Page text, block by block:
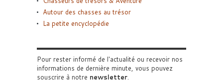
Autour des chasses au trésor
La petite encyclopédie
Pour rester informé de l'actualité ou recevoir nos
informations de dernière minute, vous pouvez
souscrire à notre newsletter.